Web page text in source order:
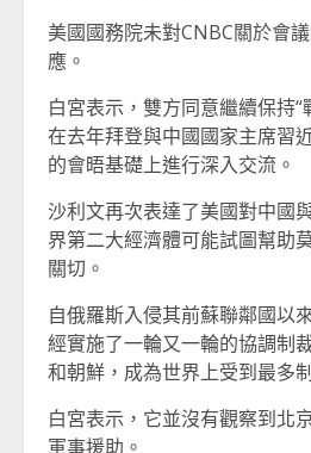
美國國務院未對CNBC關於會
應。
白宮表示，雙方同意繼續保持“
在去年拜登與中國國家主席習
的會晤基礎上進行深入交流。
沙利文再次表達了美國對中國
界第二大經濟體可能試圖幫助
關切。
自俄羅斯入侵其前蘇聯鄰國以
經實施了一輪又一輪的協調制
和朝鮮，成為世界上受到最多
白宮表示，它並沒有觀察到北
軍事援助。